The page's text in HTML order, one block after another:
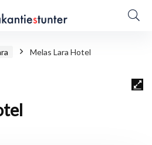
Melas Lara Hotel